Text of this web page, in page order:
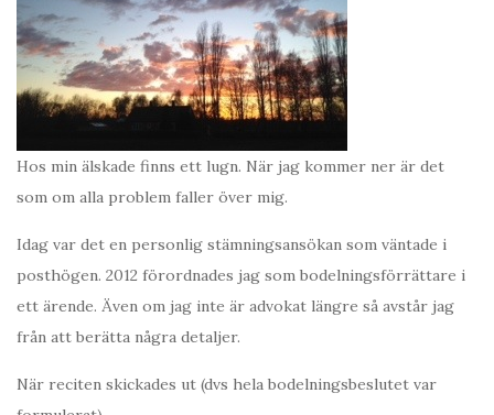
Hos min älskade finns ett lugn. När jag kommer ner är det
som om alla problem faller över mig.
Idag var det en personlig stämningsansökan som väntade i
posthögen. 2012 förordnades jag som bodelningsförrättare i
ett ärende. Även om jag inte är advokat längre så avstår jag
från att berätta några detaljer.
När reciten skickades ut (dvs hela bodelningsbeslutet var